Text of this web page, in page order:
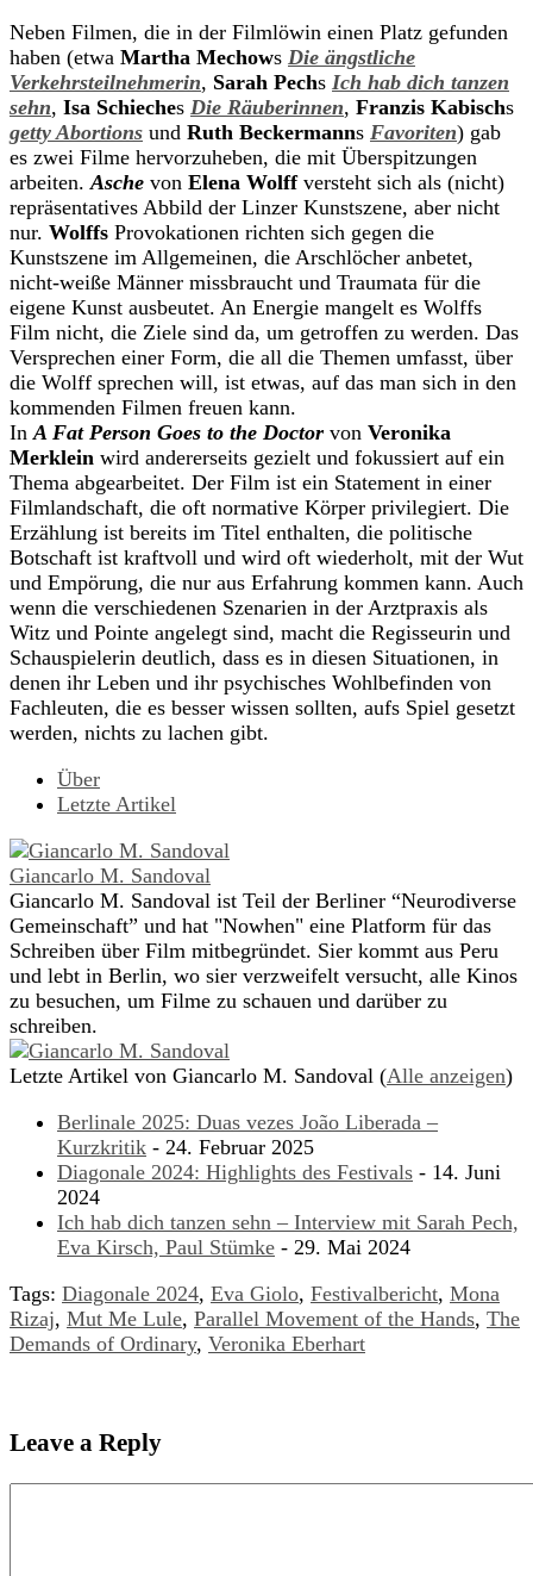
Neben Filmen, die in der Filmlöwin einen Platz gefunden
haben (etwa Martha Mechows Die ängstliche
Verkehrsteilnehmerin, Sarah Pechs Ich hab dich tanzen
sehn, Isa Schieches Die Räuberinnen, Franzis Kabischs
getty Abortions und Ruth Beckermanns Favoriten) gab
es zwei Filme hervorzuheben, die mit Überspitzungen
arbeiten.Asche von Elena Wolff versteht sich als (nicht)
repräsentatives Abbild der Linzer Kunstszene, aber nicht
nur. Wolffs Provokationen richten sich gegen die
Kunstszene im Allgemeinen, die Arschlöcher anbetet,
nicht-weiße Männer missbraucht und Traumata für die
eigene Kunst ausbeutet. An Energie mangelt es Wolffs
Film nicht, die Ziele sind da, um getroffen zu werden. Das
Versprechen einer Form, die all die Themen umfasst, über
die Wolff sprechen will, ist etwas, auf das man sich in den
kommenden Filmen freuen kann.
InA Fat Person Goes to the Doctor von Veronika
Merklein wird andererseits gezielt und fokussiert auf ein
Thema abgearbeitet. Der Film ist ein Statement in einer
Filmlandschaft, die oft normative Körper privilegiert. Die
Erzählung ist bereits im Titel enthalten, die politische
Botschaft ist kraftvoll und wird oft wiederholt, mit der Wut
und Empörung, die nur aus Erfahrung kommen kann. Auch
wenn die verschiedenen Szenarien in der Arztpraxis als
Witz und Pointe angelegt sind, macht die Regisseurin und
Schauspielerin deutlich, dass es in diesen Situationen, in
denen ihr Leben und ihr psychisches Wohlbefinden von
Fachleuten, die es besser wissen sollten, aufs Spiel gesetzt
werden, nichts zu lachen gibt.
Über
Letzte Artikel
Giancarlo M. Sandoval
Giancarlo M. Sandoval ist Teil der Berliner “Neurodiverse
Gemeinschaft” und hat "Nowhen" eine Platform für das
Schreiben über Film mitbegründet. Sier kommt aus Peru
und lebt in Berlin, wo sier verzweifelt versucht, alle Kinos
zu besuchen, um Filme zu schauen und darüber zu
schreiben.
Letzte Artikel von Giancarlo M. Sandoval (Alle anzeigen)
Berlinale 2025: Duas vezes João Liberada –
Kurzkritik - 24. Februar 2025
Diagonale 2024: Highlights des Festivals - 14. Juni
2024
Ich hab dich tanzen sehn – Interview mit Sarah Pech,
Eva Kirsch, Paul Stümke - 29. Mai 2024
Tags: Diagonale 2024, Eva Giolo, Festivalbericht, Mona
Rizaj, Mut Me Lule, Parallel Movement of the Hands, The
Demands of Ordinary, Veronika Eberhart
Leave a Reply